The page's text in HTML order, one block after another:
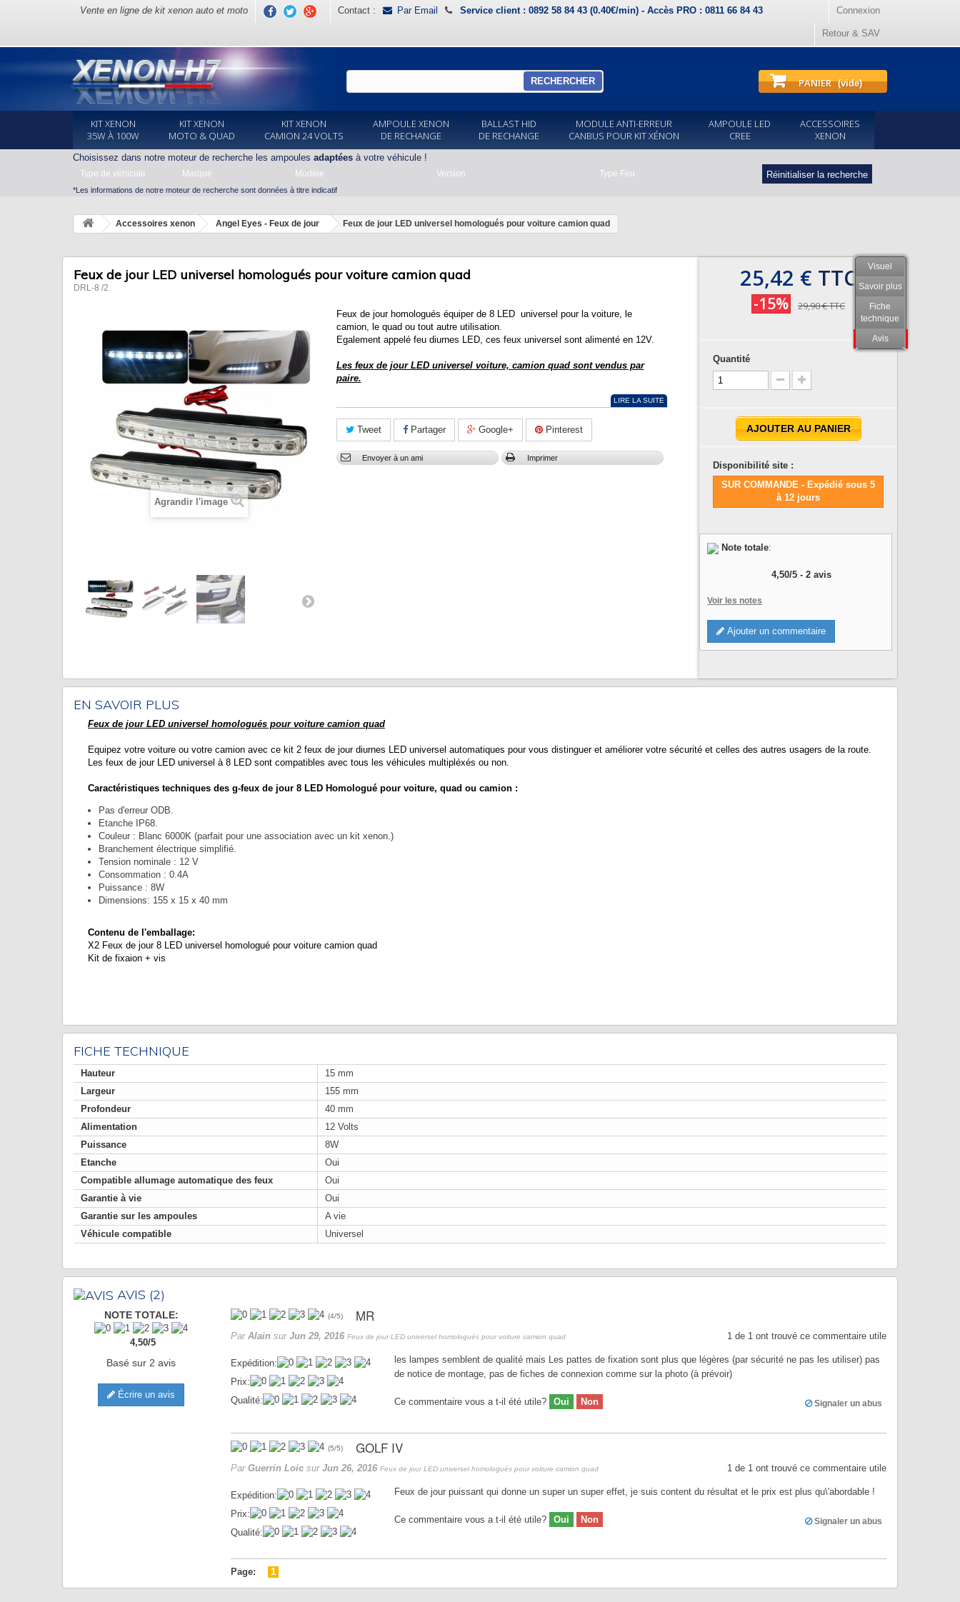
Vente en ligne de kit xenon auto et moto Connexion
Contact : Par Email Service client : 0892 58 84 43 (0.40€/min) - Accès PRO : 0811 66 84 43
Retour & SAV
RECHERCHER PANIER (vide)
KIT XENON
35W À 100W
KIT XENON
MOTO & QUAD
KIT XENON
CAMION 24 VOLTS
AMPOULE XENON
DE RECHANGE
BALLAST HID
DE RECHANGE
MODULE ANTI-ERREUR
CANBUS POUR KIT XÉNON
AMPOULE LED
CREE
ACCESSOIRES
XENON
Choisissez dans notre moteur de recherche les ampoules adaptées à votre véhicule !
Type de véhicule Marque Modèle Version Type Feu Réinitialiser la recherche
*Les informations de notre moteur de recherche sont données à titre indicatif
Accessoires xenon Angel Eyes - Feux de jour Feux de jour LED universel homologués pour voiture camion quad
Visuel
Savoir plus
Fiche
technique
Avis
Feux de jour LED universel homologués pour voiture camion quad
DRL-8 /2
Agrandir l'image
Feux de jour homologués équiper de 8 LED universel pour la voiture, le
camion, le quad ou tout autre utilisation.
Egalement appelé feu diurnes LED, ces feux universel sont alimenté en 12V.
Les feux de jour LED universel voiture, camion quad sont vendus par
paire.
LIRE LA SUITE
Tweet Partager Google+ Pinterest
Envoyer à un ami Imprimer
25,42 € TTC
-15% 29,90 €TTC
Quantité
AJOUTER AU PANIER
Disponibilité site :
SUR COMMANDE - Expédié sous 5
à 12 jours
Note totale:
4,50/5 - 2 avis
Voir les notes
Ajouter un commentaire
EN SAVOIR PLUS
Feux de jour LED universel homologués pour voiture camion quad
Equipez votre voiture ou votre camion avec ce kit 2 feux de jour diurnes LED universel automatiques pour vous distinguer et améliorer votre sécurité et celles des autres usagers de la route.
Les feux de jour LED universel à 8 LED sont compatibles avec tous les véhicules multipléxés ou non.
Caractéristiques techniques des g-feux de jour 8 LED Homologué pour voiture, quad ou camion :
Pas d'erreur ODB.
Etanche IP68.
Couleur : Blanc 6000K (parfait pour une association avec un kit xenon.)
Branchement électrique simplifié.
Tension nominale : 12 V
Consommation : 0.4A
Puissance : 8W
Dimensions: 155 x 15 x 40 mm
Contenu de l'emballage:
X2 Feux de jour 8 LED universel homologué pour voiture camion quad
Kit de fixaion + vis
FICHE TECHNIQUE
Hauteur
15 mm
Largeur
155 mm
Profondeur
40 mm
Alimentation
12 Volts
Puissance
8W
Etanche
Oui
Compatible allumage automatique des feux
Oui
Garantie à vie
Oui
Garantie sur les ampoules
A vie
Véhicule compatible
Universel
AVIS (2)
NOTE TOTALE:
4,50/5
Basé sur2 avis
Écrire un avis
(4/5) MR
Par Alainsur Jun 29, 2016 Feux de jour LED universel homologués pour voiture camion quad 1 de 1 ont trouvé ce commentaire utile
Expédition:
Prix:
Qualité:
les lampes semblent de qualité mais Les pattes de fixation sont plus que légères (par sécurité ne pas les utiliser) pas
de notice de montage, pas de fiches de connexion comme sur la photo (à prévoir)
Ce commentaire vous a t-il été utile? Oui Non Signaler un abus
(5/5) GOLF IV
Par Guerrin Loicsur Jun 26, 2016 Feux de jour LED universel homologués pour voiture camion quad 1 de 1 ont trouvé ce commentaire utile
Expédition:
Prix:
Qualité:
Feux de jour puissant qui donne un super un super effet, je suis content du résultat et le prix est plus qu\'abordable !
Ce commentaire vous a t-il été utile? Oui Non Signaler un abus
Page: 1